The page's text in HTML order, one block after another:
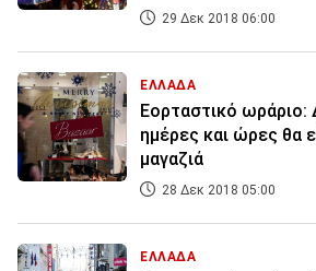
29 Δεκ 2018 06:00
ΕΛΛΑΔΑ
Εορταστικό ωράριο:
ημέρες και ώρες θα
μαγαζιά
28 Δεκ 2018 05:00
ΕΛΛΑΔΑ